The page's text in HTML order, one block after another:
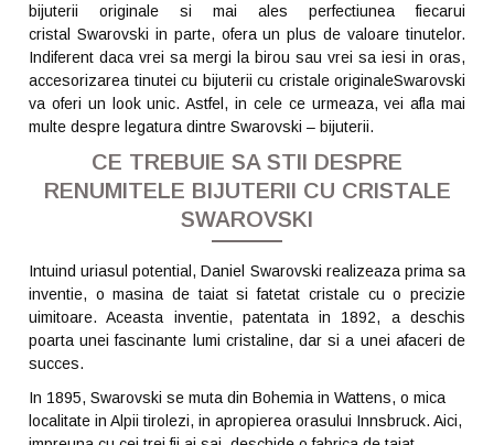
bijuterii originale si mai ales perfectiunea fiecarui
cristal Swarovski in parte, ofera un plus de valoare tinutelor.
Indiferent daca vrei sa mergi la birou sau vrei sa iesi in oras,
accesorizarea tinutei cu bijuterii cu cristale originaleSwarovski
va oferi un look unic. Astfel, in cele ce urmeaza, vei afla mai
multe despre legatura dintre Swarovski – bijuterii.
CE TREBUIE SA STII DESPRE
RENUMITELE BIJUTERII CU CRISTALE
SWAROVSKI
Intuind uriasul potential, Daniel Swarovski realizeaza prima sa
inventie, o masina de taiat si fatetat cristale cu o precizie
uimitoare. Aceasta inventie, patentata in 1892, a deschis
poarta unei fascinante lumi cristaline, dar si a unei afaceri de
succes.
In 1895, Swarovski se muta din Bohemia in Wattens, o mica
localitate in Alpii tirolezi, in apropierea orasului Innsbruck. Aici,